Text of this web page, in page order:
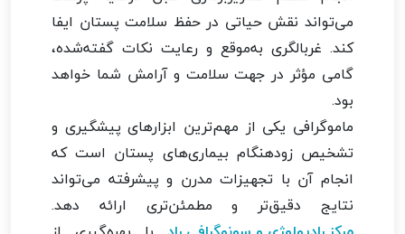
می‌تواند نقش حیاتی در حفظ سلامت پستان ایفا
کند. غربالگری به‌موقع و رعایت نکات گفته‌شده،
گامی مؤثر در جهت سلامت و آرامش شما خواهد
بود.
ماموگرافی یکی از مهم‌ترین ابزارهای پیشگیری و
تشخیص زودهنگام بیماری‌های پستان است که
انجام آن با تجهیزات مدرن و پیشرفته می‌تواند
نتایج دقیق‌تر و مطمئن‌تری ارائه دهد.